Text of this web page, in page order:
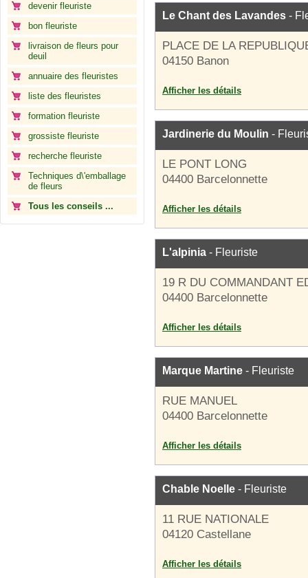
devenir fleuriste
bon fleuriste
livraison de fleurs pour
deuil
annuaire des fleuristes
liste des fleuristes
formation fleuriste
grossiste fleuriste
recherche fleuriste
Techniques d\'emballage
de fleurs
Tous les conseils ...
Le Chant des Lavandes -
PLACE DE LA
04150 Banon
Afficher les détails
Jardinerie du Moulin -
LE PONT LONG
04400 Barcelonnette
Afficher les détails
L'alpinia - Fleuriste
19 R DU COMMANDANT
04400 Barcelonnette
Afficher les détails
Marque Martine - Fleuriste
RUE MANUEL
04400 Barcelonnette
Afficher les détails
Chable Noelle - Fleuriste
11 RUE NATIONALE
04120 Castellane
Afficher les détails